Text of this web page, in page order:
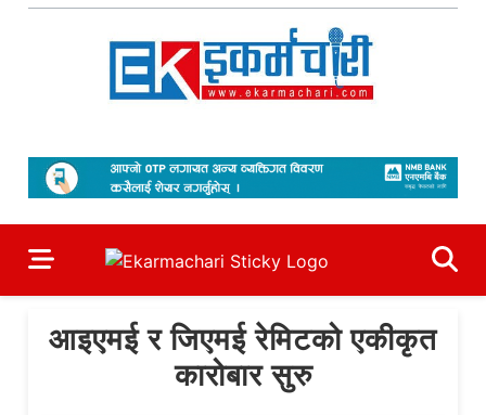
Skip
आइएमई र जिएमई रेमिटको एकीकृत
कारोबार सुरु